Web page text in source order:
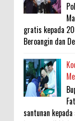
gratis kepada
Beroangin dan
santunan